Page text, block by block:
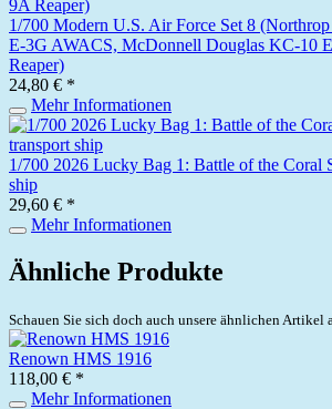
1/700 Modern U.S. Air Force Set 8
E-3G AWACS, McDonnell Douglas KC-10
Reaper)
24,80 € *
Mehr Informationen
1/700 2026 Lucky Bag 1: Battle of the Coral
ship
29,60 € *
Mehr Informationen
Ähnliche Produkte
Schauen Sie sich doch auch unsere ähnlichen Artikel
Renown HMS 1916
118,00 € *
Mehr Informationen